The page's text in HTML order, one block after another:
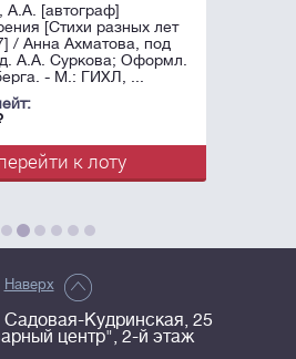
[автограф]
[Стихи разных лет
/ Анна Ахматова, под
А.А. Суркова; Оформл.
- М.: ГИХЛ, ...
к лоту
Наверх
Садовая-Кудринская, 25
центр", 2-й этаж